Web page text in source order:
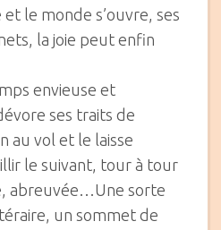
le monde s’ouvre, ses
la joie peut enfin
envieuse et
ses traits de
au vol et le laisse
le suivant, tour à tour
abreuvée…Une sorte
un sommet de